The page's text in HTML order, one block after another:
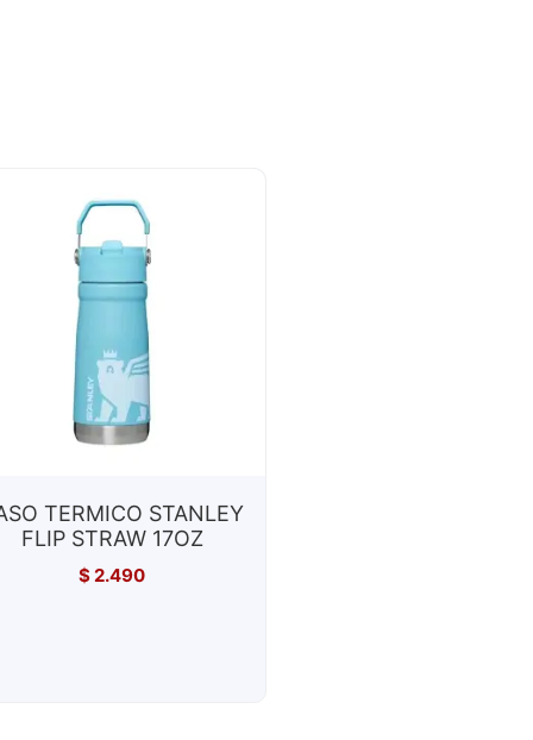
TERMICO STANLEY
FLIP STRAW 17OZ
$2.490